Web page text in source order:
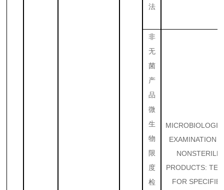
法
非
无
菌
产
品
微
生
物
限
度
检
EXAMINATION
NONSTERILE
PRODUCTS:
FOR